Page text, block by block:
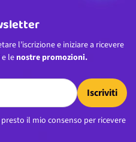
l’iscrizione e iniziare a ricevere
e le nostre promozioni.
Iscriviti
presto il mio consenso per ricevere